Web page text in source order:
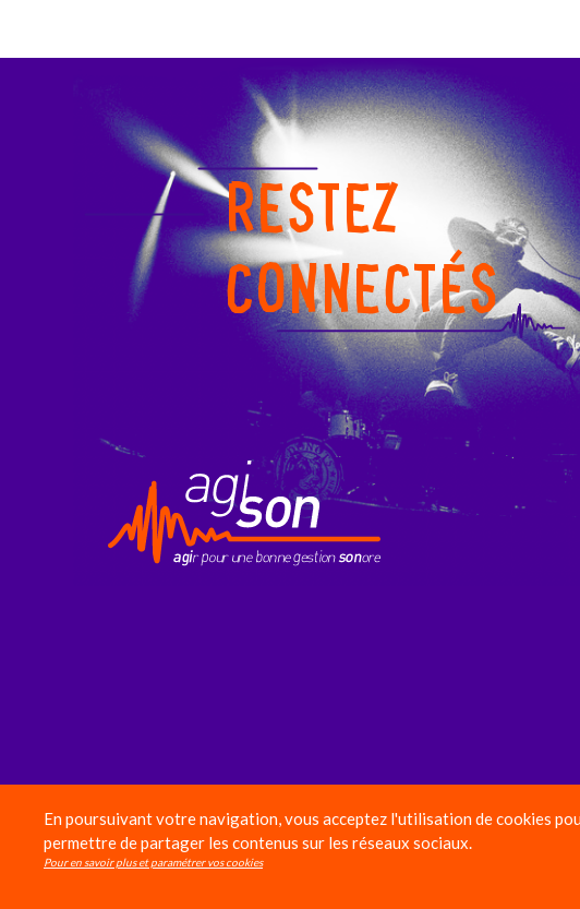
RESTEZ
CONNECTÉS
En poursuivant votre navigation, vous acceptez l'utilisation de cookies
permettre de partager les contenus sur les réseaux sociaux.
Pour en savoir plus et paramétrer vos cookies